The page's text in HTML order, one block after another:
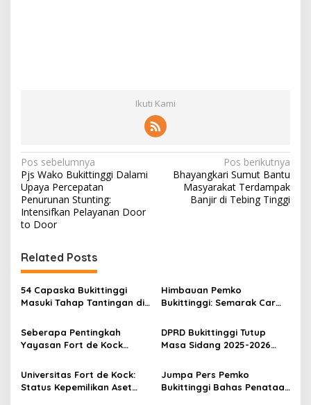
Ikuti Kami
N
a
v
i
a
s
i
o
Pos sebelumnya
Pjs Wako Bukittinggi Dalami
Upaya Percepatan
Penurunan Stunting:
Intensifkan Pelayanan Door
to Door
Pos berikutnya
Bhayangkari Sumut Bantu
Masyarakat Terdampak
Banjir di Tebing Tinggi
Related Posts
54 Capaska Bukittinggi
Masuki Tahap Tantingan di
Himbauan Pemko
Bukittinggi: Semarak Car
HUT ke I Komando Daerah
Militer (KODAM) XX/Tuanku
Imam Bonjol
Seberapa Pentingkah
Yayasan Fort de Kock
Perekonomian Masyarakat
Jam Gadang?
DPRD Bukittinggi Tutup
Masa Sidang 2025-2026
2026-2027, Wako Ramlan
Beri Apresiasi
Universitas Fort de Kock:
Status Kepemilikan Aset
Jumpa Pers Pemko
Bukittinggi Bahas Penataan